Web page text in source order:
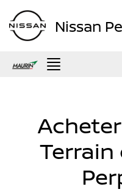
Nissan
Menu
Terrain